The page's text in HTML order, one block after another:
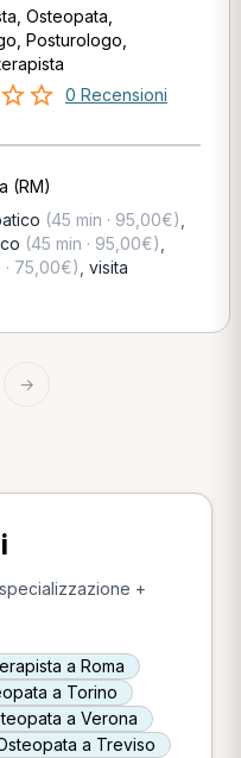
Osteopata,
Posturologo,
0 Recensioni
(RM)
(45 min · 95,00€)
(45 min · 95,00€)
· 75,00€) visita
→
+
a Roma
a Torino
a Verona
a Treviso